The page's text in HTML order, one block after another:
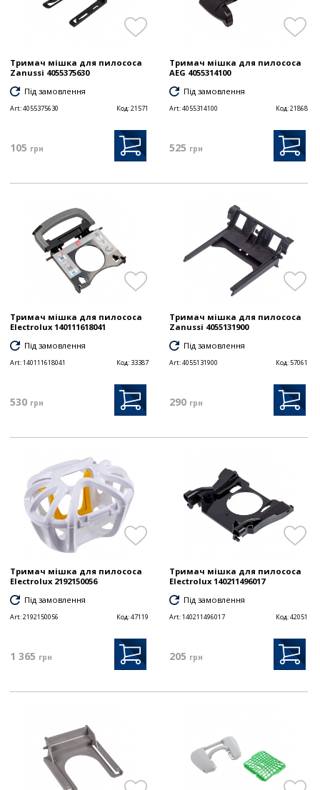
Тримач мішка для пилососа
Zanussi 4055375630
Під замовлення
Art:4055375630 Код:21571
105 грн
Тримач мішка для пилососа
AEG 4055314100
Під замовлення
Art:4055314100 Код:21868
525 грн
Тримач мішка для пилососа
Electrolux 140111618041
Під замовлення
Art:140111618041 Код: 33387
530 грн
Тримач мішка для пилососа
Zanussi 4055131900
Під замовлення
Art:4055131900 Код:57061
290 грн
Тримач мішка для пилососа
Electrolux 2192150056
Під замовлення
Art:2192150056 Код:47119
1 365 грн
Тримач мішка для пилососа
Electrolux 140211496017
Під замовлення
Art:140211496017 Код:42051
205 грн